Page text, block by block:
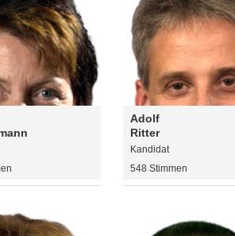
Adolf
Ritter
Kandidat
548 Stimmen